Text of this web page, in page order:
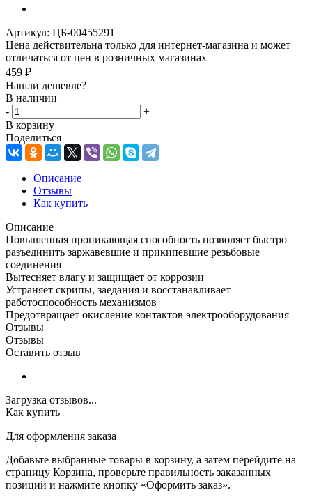
Артикул: ЦБ-00455291
Цена действительна только для интернет-магазина и может
отличаться от цен в розничных магазинах
459 ₽
Нашли дешевле?
В наличии
-
+
В корзину
Поделиться
Описание
Отзывы
Как купить
Описание
Повышенная проникающая способность позволяет быстро
разъединить заржавевшие и прикипевшие резьбовые
соединения
Вытесняет влагу и защищает от коррозии
Устраняет скрипы, заедания и восстанавливает
работоспособность механизмов
Предотвращает окисление контактов электрооборудования
Отзывы
Отзывы
Оставить отзыв
Загрузка отзывов...
Как купить
Для оформления заказа
Добавьте выбранные товары в корзину, а затем перейдите на
страницу Корзина, проверьте правильность заказанных
позиций и нажмите кнопку «Оформить заказ».